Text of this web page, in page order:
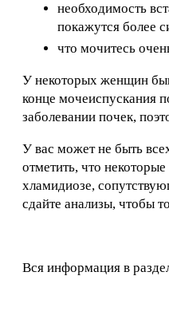
необходимость
покажутся более
что мочитесь
У некоторых женщин
конце мочеиспускания
заболевании почек,
У вас может не быть
отметить, что
хламидиозе,
сдайте анализы, чтобы
Вся информация в